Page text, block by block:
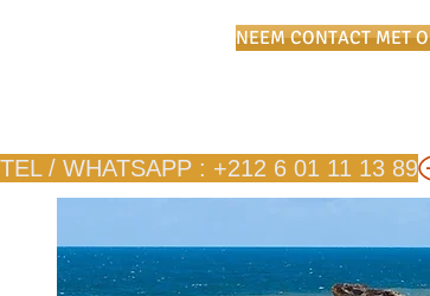
NEEM CONTACT MET
TEL / WHATSAPP : +212 6 01 11 13 89